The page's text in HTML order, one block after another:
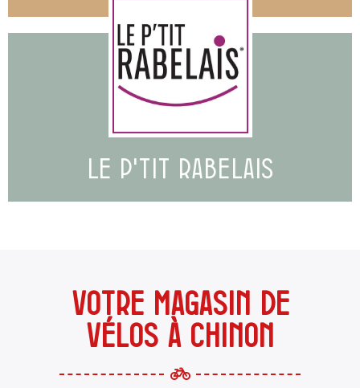
LE P'TIT RABELAIS
LE P'TIT RABELAIS
En savoir plus
Votre magasin de
vélos à Chinon